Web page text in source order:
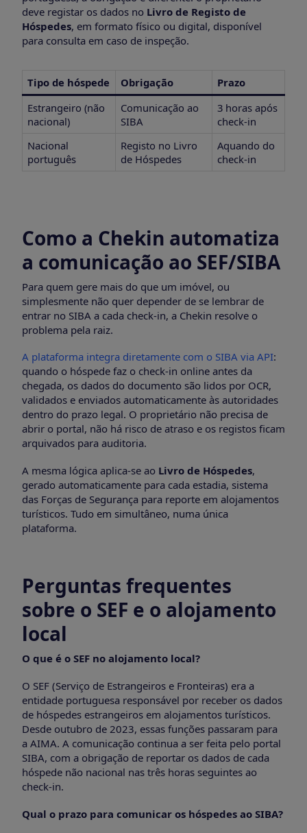
deve registar os dados no Livro de Registo de
Hóspedes, em formato físico ou digital, disponível
para consulta em caso de inspeção.
Tipo de hóspede Obrigação
Prazo
Estrangeiro (não
nacional)
Comunicação ao
SIBA
3 horas após
check-in
Nacional
português
Registo no Livro
de Hóspedes
Aquando do
check-in
Como a Chekin automatiza
a comunicação ao SEF/SIBA
Para quem gere mais do que um imóvel, ou
simplesmente não quer depender de se lembrar de
entrar no SIBA a cada check-in, a Chekin resolve o
problema pela raiz.
A plataforma integra diretamente com o SIBA via API:
quando o hóspede faz o check-in online antes da
chegada, os dados do documento são lidos por OCR,
validados e enviados automaticamente às autoridades
dentro do prazo legal. O proprietário não precisa de
abrir o portal, não há risco de atraso e os registos ficam
arquivados para auditoria.
A mesma lógica aplica-se ao Livro de Hóspedes,
gerado automaticamente para cada estadia, sistema
das Forças de Segurança para reporte em alojamentos
turísticos. Tudo em simultâneo, numa única
plataforma.
Perguntas frequentes
sobre o SEF e o alojamento
local
O que é o SEF no alojamento local?
O SEF (Serviço de Estrangeiros e Fronteiras) era a
entidade portuguesa responsável por receber os dados
de hóspedes estrangeiros em alojamentos turísticos.
Desde outubro de 2023, essas funções passaram para
a AIMA. A comunicação continua a ser feita pelo portal
SIBA, com a obrigação de reportar os dados de cada
hóspede não nacional nas três horas seguintes ao
check-in.
Qual o prazo para comunicar os hóspedes ao SIBA?